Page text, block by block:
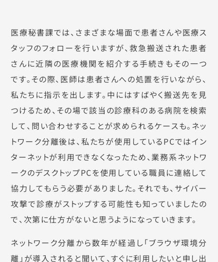
医療秘書課では、さまざまな場面で患者さんや医療ス
タッフのフォローを行いますが、救急搬送された患者
さんに近隣の医療機関を紹介する手続きもその一つ
です。その際、医師は患者さんへの処置を行いながら、
私たちに指示を出します。中にはすばやく搬送先を見
つけるため、その場で該当の診療科のある病院を検索
して、問い合わせすることが求められるケースも。ネッ
トワーク分離後は、私たちが使用しているPCではイン
ターネットが利用できなくなったため、業務系ネットワ
ークのデスクトップPCを使用している職員に連絡して
協力してもらう必要がありました。それでも、サイバー
攻撃で診療がストップする可能性も知っていましたの
で、次第に仕方がないと思うようになっていきます。
ネットワーク分離から数年が経過し「ブラウザ環境分
離」が導入されると聞いて、すぐに利用したいと申し出